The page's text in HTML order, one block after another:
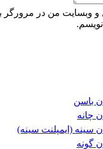
و وبسایت من در مرورگر
باسن
چانه
سینه (ایمپلنت سینه)
گونه